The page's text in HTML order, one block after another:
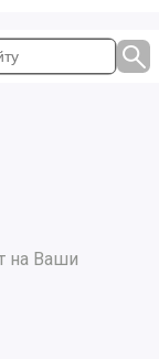
на Ваши